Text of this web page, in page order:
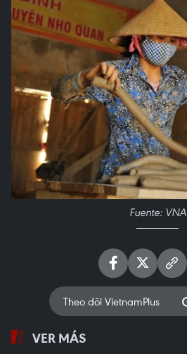
Fuente: VNA
Theo dõi VietnamPlus
VER MÁS